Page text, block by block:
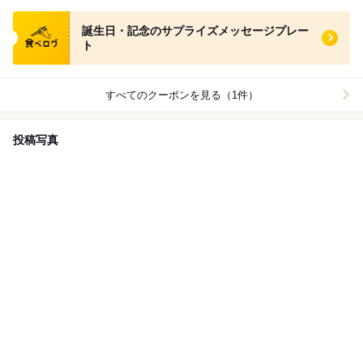
食べログ クーポン
誕生日・記念のサプライズメッセージプレー
ト
すべてのクーポンを見る（1件）
投稿写真